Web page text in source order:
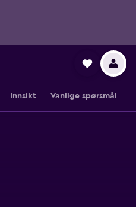
Innsikt Vanlige spørsmål